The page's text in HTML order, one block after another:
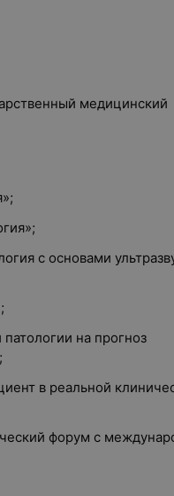
медицинский
с основами
на прогноз
в реальной
форум с